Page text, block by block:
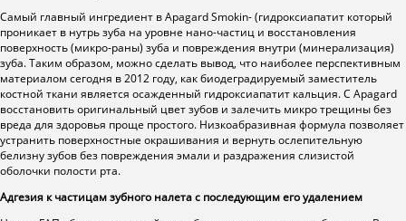
Самый главный ингредиент в Apagard Smokin- (гидроксиапатит который
проникает в нутрь зуба на уровне нано-частиц и восстановления
поверхность (микро-раны) зуба и повреждения внутри (минерализация)
зуба. Таким образом, можно сделать вывод, что наиболее перспективным
материалом сегодня в 2012 году, как биодеградируемый заместитель
костной ткани является осажденный гидроксиапатит кальция. С Apagard
восстановить оригинальный цвет зубов и залечить микро трещиныбез
вреда для здоровья проще простого. Низкоабразивная формула позволяет
устранить поверхностные окрашивания и вернуть ослепительную
белизну зубов без повреждения эмали и раздражения слизистой
оболочки полости рта.
Адгезия к частицам зубного налета с последующим его удалением